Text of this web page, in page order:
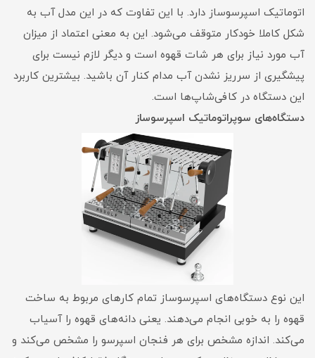
اتوماتیک اسپرسوساز دارد. با این تفاوت که در این مدل آب به
شکل کاملا خودکار متوقف می‌شود. این به معنی اعتماد از میزان
آب مورد نیاز برای هر شات قهوه است و دیگر لازم نیست برای
پیشگیری از سرریز نشدن آب مدام کنار آن باشید. بیشترین کاربرد
این دستگاه در کافی‌شاپ‌ها است.
دستگاه‌های سوپراتوماتیک اسپرسوساز
این نوع دستگاه‌های اسپرسوساز تمام کارهای مربوط به ساخت
قهوه را به خوبی انجام می‌دهند. یعنی دانه‌های قهوه را آسیاب
می‌کند. اندازه مشخص برای هر فنجان اسپرسو را مشخص می‌کند و